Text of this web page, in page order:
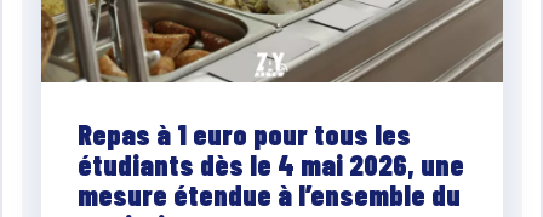
Repas à 1 euro pour tous les
étudiants dès le 4 mai 2026, une
mesure étendue à l’ensemble du